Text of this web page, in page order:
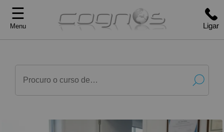
☰
Menu Ligar